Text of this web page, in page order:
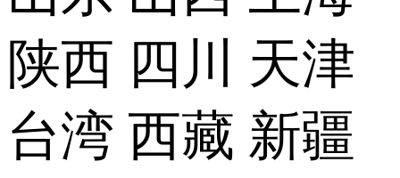
陕西 四川
天津
台湾 西藏 新疆